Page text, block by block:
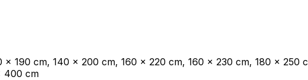
x 190 cm, 140 x 200 cm, 160 x 220 cm, 160 x 230 cm, 180 x
400 cm